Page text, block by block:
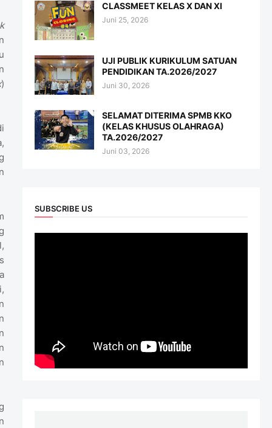
)
CLASSMEET KELAS X DAN XI
Juni 25, 2026
UJI PUBLIK KURIKULUM SATUAN
PENDIDIKAN TA.2026/2027
Juni 30, 2026
SELAMAT DITERIMA SPMB KKO
(KELAS KHUSUS OLAHRAGA)
TA.2026/2027
Juni 03, 2026
SUBSCRIBE US